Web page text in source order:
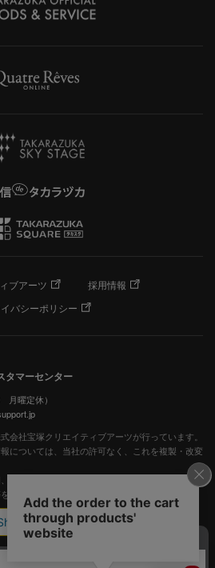
ブアーツ
採用情報
バシーポリシー
タマーセンター
月曜定休）
会社宝塚クリエイティブアーツが行っています。
については、当社の許可なく、これを複製・改変
宝塚クリエイティブアーツの出版物ほか写真等著
禁じます。